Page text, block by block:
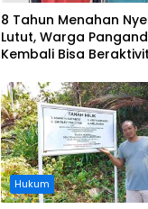
8 Tahun Menahan
Lutut, Warga
Kembali Bisa
Ditanggung BPJS
Hukum